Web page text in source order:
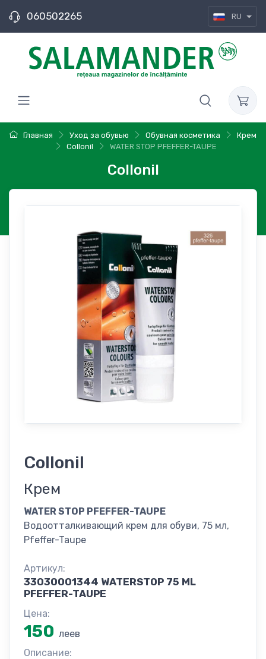
060502265 RU
Главная Уход за обувью Обувная косметика
Крем
Collonil
WATER STOP PFEFFER-TAUPE
Collonil
Collonil
Крем
WATER STOP PFEFFER-TAUPE
Водоотталкивающий крем для обуви, 75 мл,
Pfeffer-Taupe
Артикул:
33030001344 WATERSTOP 75 ML
PFEFFER-TAUPE
Цена:
150 леев
Описание: